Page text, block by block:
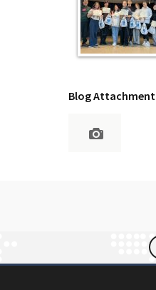
Blog Attachment